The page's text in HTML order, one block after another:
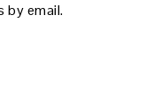
by email.